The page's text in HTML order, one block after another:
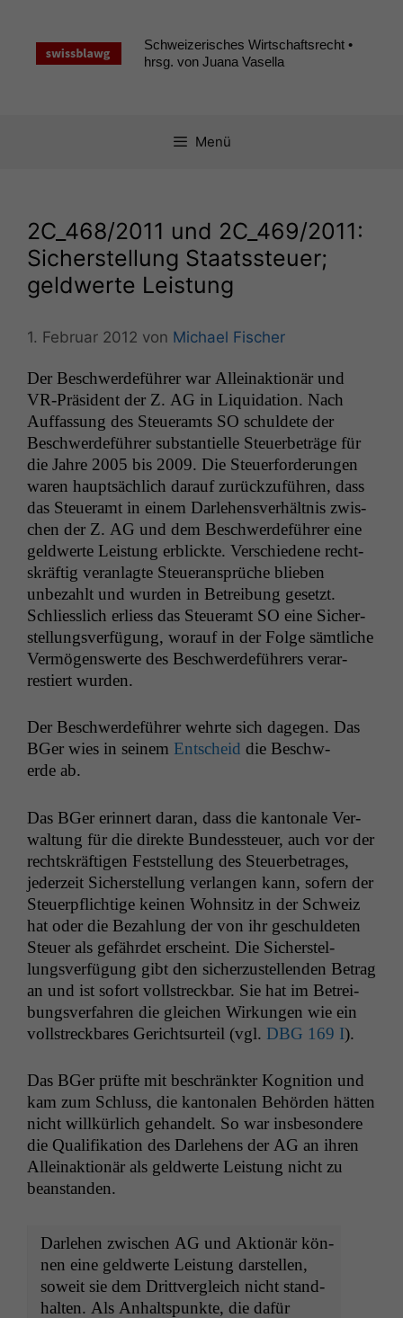
springen
Schweizerisches Wirtschaftsrecht •
hrsg. von Juana Vasella
Menü
2C_468/2011 und 2C_469/2011:
Sicherstellung Staatssteuer;
geldwerte Leistung
1. Februar 2012 von Michael Fischer
Der Beschw­erde­führer war Alleinak­tionär und
VR-Präsi­dent der Z. AG in Liq­ui­da­tion. Nach
Auf­fas­sung des Steuer­amts SO schuldete der
Beschw­erde­führer sub­stantielle Steuer­be­träge für
die Jahre 2005 bis 2009. Die Steuer­forderun­gen
waren haupt­säch­lich darauf zurück­zuführen, dass
das Steuer­amt in einem Dar­lehensver­hält­nis zwis­
chen der Z. AG und dem Beschw­erde­führer eine
geld­w­erte Leis­tung erblick­te. Ver­schiedene recht­
skräftig ver­an­lagte Steuer­ansprüche blieben
unbezahlt und wur­den in Betrei­bung geset­zt.
Schliesslich erliess das Steuer­amt SO eine Sich­er­
stel­lungsver­fü­gung, worauf in der Folge sämtliche
Ver­mö­genswerte des Beschw­erde­führers ver­ar­
restiert wurden.
Der Beschw­erde­führer wehrte sich dage­gen. Das
BGer wies in seinem Entscheid die Beschw­
erde ab.
Das BGer erin­nert daran, dass die kan­tonale Ver­
wal­tung für die direk­te Bun­dess­teuer, auch vor der
recht­skräfti­gen Fest­stel­lung des Steuer­be­trages,
jed­erzeit Sich­er­stel­lung ver­lan­gen kann, sofern der
Steuerpflichtige keinen Wohn­sitz in der Schweiz
hat oder die Bezahlung der von ihr geschulde­ten
Steuer als gefährdet erscheint. Die Sich­er­stel­
lungsver­fü­gung gibt den sicherzustel­len­den Betrag
an und ist sofort voll­streck­bar. Sie hat im Betrei­
bungsver­fahren die gle­ichen Wirkun­gen wie ein
voll­streck­bares Gericht­surteil (vgl. DBG 169 I).
Das BGer prüfte mit beschränk­ter Kog­ni­tion und
kam zum Schluss, die kan­tonalen Behör­den hät­ten
nicht willkür­lich gehan­delt. So war ins­beson­dere
die Qual­i­fika­tion des Dar­lehens der AG an ihren
Alleinak­tionär als geld­w­erte Leis­tung nicht zu
beanstanden.
Dar­lehen zwis­chen AG und Aktionär kön­
nen eine geld­w­erte Leis­tung darstellen,
soweit sie dem Drittver­gle­ich nicht stand­
hal­ten. Als Anhalt­spunk­te, die dafür